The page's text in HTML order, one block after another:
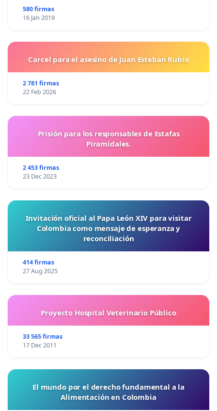
580 firmas
16 Jan 2019
Carcel para el asesino de Juan Esteban Rubio
2 781 firmas
22 Feb 2026
Prisión para los responsables de Estafas
Piramidales.
2 453 firmas
23 Dec 2023
Invitación oficial al Papa León XIV para visitar
Colombia como mensaje de esperanza y
reconciliación
414 firmas
27 Aug 2025
Proyecto Hospital Veterinario Público
33 565 firmas
17 Dec 2011
El mundo por el derecho fundamental a la
Alimentación en Colombia